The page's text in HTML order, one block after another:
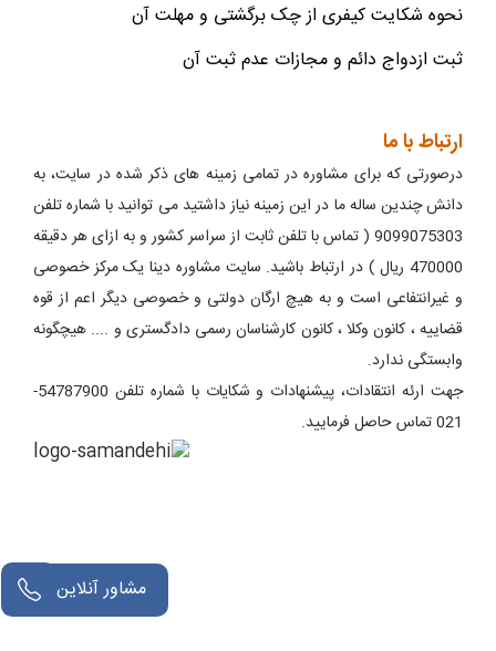
نحوه شکایت کیفری از چک برگشتی و مهلت آن
ثبت ازدواج دائم و مجازات عدم ثبت آن
ارتباط با ما
درصورتی که برای مشاوره در تمامی زمینه های ذکر شده در سایت، به
دانش چندین ساله ما در این زمینه نیاز داشتید می توانید با شماره تلفن
9099075303 ( تماس با تلفن ثابت از سراسر کشور و به ازای هر دقیقه
470000 ریال ) در ارتباط باشید. سایت مشاوره دینا یک مرکز خصوصی
و غیرانتفاعی است و به هیچ ارگان دولتی و خصوصی دیگر اعم از قوه
قضاییه ، کانون وکلا ، کانون کارشناسان رسمی دادگستری و .... هیچگونه
وابستگی ندارد.
جهت ارئه انتقادات، پیشنهادات و شکایات با شماره تلفن 54787900-
021 تماس حاصل فرمایید.
مشاور آنلاین